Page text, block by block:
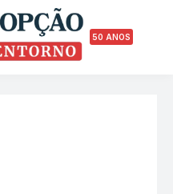
50 ANOS